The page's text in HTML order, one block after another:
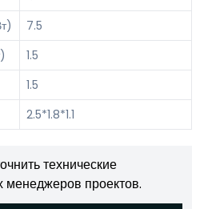
7.5
1.5
1.5
2.5*1.8*1.1
технические
менеджеров проектов.